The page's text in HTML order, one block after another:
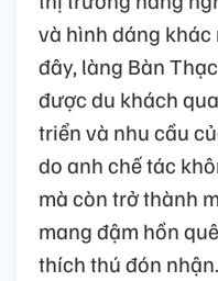
và hình dáng
đây, làng Bàn
được du khách
triển và nhu cầu
do anh chế tác
mà còn trở thành
mang đậm hồn
thích thú đón nhận.